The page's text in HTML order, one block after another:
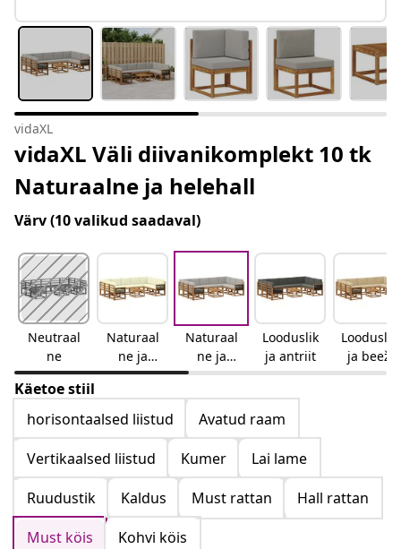
vidaXL
vidaXL Väli diivanikomplekt 10 tk
Naturaalne ja helehall
Värv(10 valikud saadaval)
Neutraal
ne
Naturaal
ne ja
kreemjas
Naturaal
ne ja
helehall
Looduslik
ja antriit
Looduslik
ja beež
Käetoe stiil
horisontaalsed liistud
Avatud raam
Vertikaalsed liistud
Kumer
Lai lame
Ruudustik
Kaldus Must rattan
Hall rattan
Must köis
Kohvi köis